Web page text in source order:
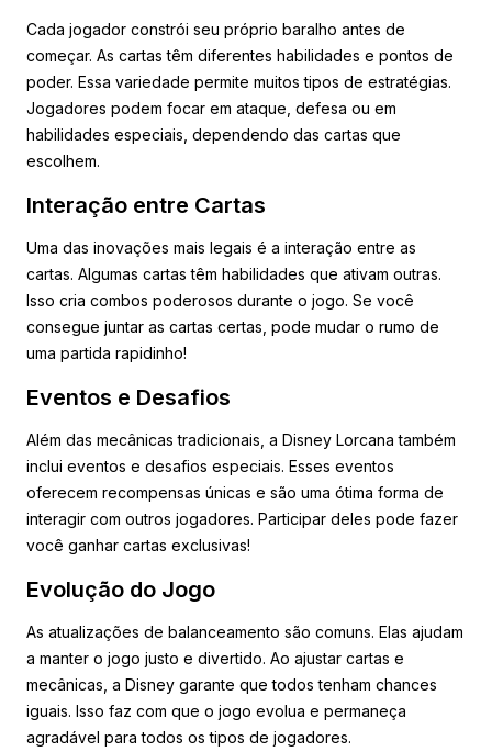
Cada jogador constrói seu próprio baralho antes de
começar. As cartas têm diferentes habilidades e pontos de
poder. Essa variedade permite muitos tipos de estratégias.
Jogadores podem focar em ataque, defesa ou em
habilidades especiais, dependendo das cartas que
escolhem.
Interação entre Cartas
Uma das inovações mais legais é a interação entre as
cartas. Algumas cartas têm habilidades que ativam outras.
Isso cria combos poderosos durante o jogo. Se você
consegue juntar as cartas certas, pode mudar o rumo de
uma partida rapidinho!
Eventos e Desafios
Além das mecânicas tradicionais, a Disney Lorcana também
inclui eventos e desafios especiais. Esses eventos
oferecem recompensas únicas e são uma ótima forma de
interagir com outros jogadores. Participar deles pode fazer
você ganhar cartas exclusivas!
Evolução do Jogo
As atualizações de balanceamento são comuns. Elas ajudam
a manter o jogo justo e divertido. Ao ajustar cartas e
mecânicas, a Disney garante que todos tenham chances
iguais. Isso faz com que o jogo evolua e permaneça
agradável para todos os tipos de jogadores.